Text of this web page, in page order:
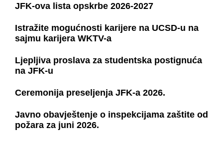
JFK-ova lista opskrbe 2026-2027
Istražite mogućnosti karijere na UCSD-u na
sajmu karijera WKTV-a
Ljepljiva proslava za studentska postignuća
na JFK-u
Ceremonija preseljenja JFK-a 2026.
Javno obavještenje o inspekcijama zaštite od
požara za juni 2026.